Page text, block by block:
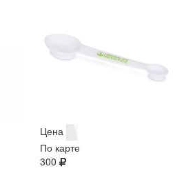
Цена
По карте
300